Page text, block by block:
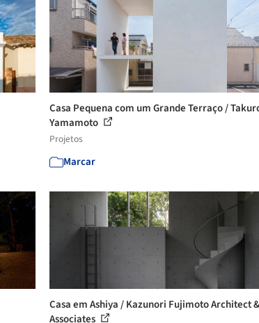
Casa Pequena com um Grande Terraço /
Yamamoto
Projetos
Marcar
Casa em Ashiya / Kazunori Fujimoto Architect &
Associates